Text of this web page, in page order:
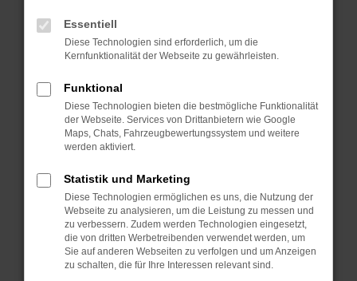
können das Laden bestimmter Seiten
verhindern. Funktioniert die Seite in einem
anderen Browser oder in einem privaten
Starte dein Gerät neu.
Das kann manchmal helfen, vorübergehende
Probleme zu beheben.
Betriebssystem auf dem neuesten Stand
sind.
Veraltete Software birgt nicht nur ein
Sicherheitsrisiko, sondern kann auch dazu
führen, dass bestimmte Funktionen nicht mehr
unterstützt werden.
Essentiell
Diese Technologien sind erforderlich, um die
Kernfunktionalität der Webseite zu gewährleisten.
Funktional
Diese Technologien bieten die bestmögliche Funktionalität
der Webseite. Services von Drittanbietern wie Google
Maps, Chats, Fahrzeugbewertungssystem und weitere
werden aktiviert.
Statistik und Marketing
Diese Technologien ermöglichen es uns, die Nutzung der
Webseite zu analysieren, um die Leistung zu messen und
zu verbessern. Zudem werden Technologien eingesetzt,
die von dritten Werbetreibenden verwendet werden, um
Sie auf anderen Webseiten zu verfolgen und um Anzeigen
zu schalten, die für Ihre Interessen relevant sind.